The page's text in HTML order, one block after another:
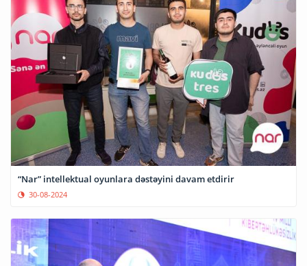
“Nar” intellektual oyunlara dəstəyini davam etdirir
30-08-2024